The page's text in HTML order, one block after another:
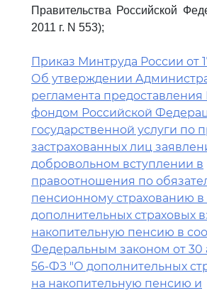
Правительства Российской
2011 г. N 553);
Приказ Минтруда России от
Об утверждении
регламента
фондом Российской
государственной услуги по
застрахованных лиц
добровольном вступлении в
правоотношения по
пенсионному страхованию в
дополнительных страховых
накопительную пенсию в
Федеральным законом от 30
56-ФЗ "О дополнительных
на накопительную пенсию и